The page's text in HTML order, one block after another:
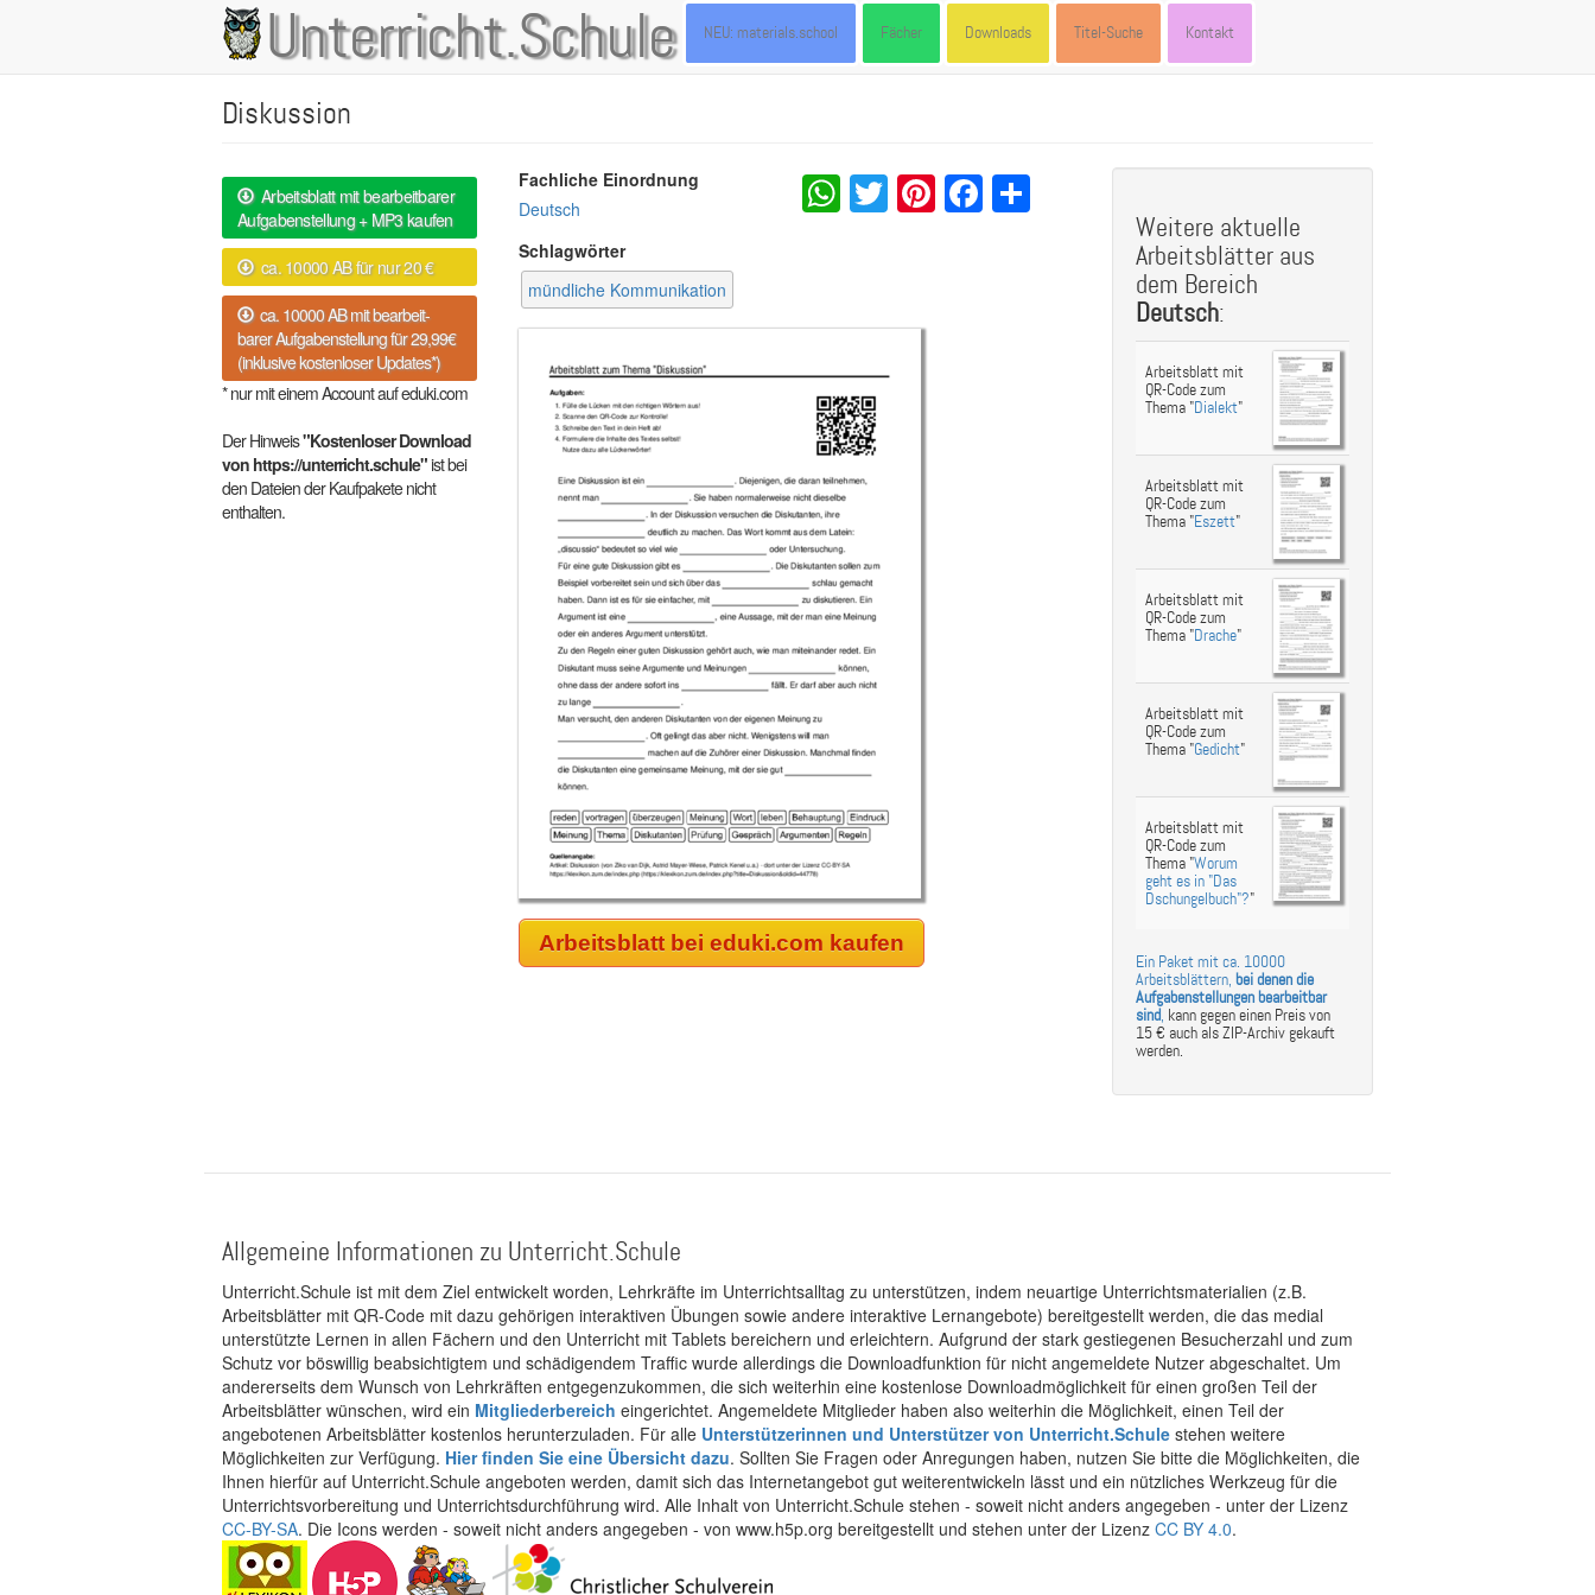
Unterricht.Schule
Main
navigation
NEU: materials.school Fächer Downloads Titel-Suche Kontakt
Diskussion
Arbeitsblatt mit bearbeitbarer
Aufgabenstellung + MP3 kaufen
ca. 10000 AB für nur 20 €
ca. 10000 AB mit bearbeit-
barer Aufgabenstellung für 29,99€
(inklusive kostenloser Updates*)
* nur mit einem Account auf eduki.com
Der Hinweis"Kostenloser Download
von https://unterricht.schule"ist bei
den Dateien der Kaufpakete nicht
enthalten.
Fachliche Einordnung
Deutsch
Schlagwörter
mündliche Kommunikation
WhatsApp
Twitter
Pinterest
Facebook
Share
Arbeitsblatt bei eduki.com kaufen
Weitere aktuelle
Arbeitsblätter aus
dem Bereich
Deutsch:
Arbeitsblatt mit
QR-Code zum
Thema "Dialekt"
Arbeitsblatt mit
QR-Code zum
Thema "Eszett"
Arbeitsblatt mit
QR-Code zum
Thema "Drache"
Arbeitsblatt mit
QR-Code zum
Thema "Gedicht"
Arbeitsblatt mit
QR-Code zum
Thema "Worum
geht es in "Das
Dschungelbuch"?"
Ein Paket mit ca. 10000
Arbeitsblättern, bei denen die
Aufgabenstellungen bearbeitbar
sind, kann gegen einen Preis von
15 € auch als ZIP-Archiv gekauft
werden.
Allgemeine Informationen zu Unterricht.Schule
Unterricht.Schule ist mit dem Ziel entwickelt worden, Lehrkräfte im Unterrichtsalltag zu unterstützen, indem neuartige Unterrichtsmaterialien (z.B.
Arbeitsblätter mit QR-Code mit dazu gehörigen interaktiven Übungen sowie andere interaktive Lernangebote) bereitgestellt werden, die das medial
unterstützte Lernen in allen Fächern und den Unterricht mit Tablets bereichern und erleichtern. Aufgrund der stark gestiegenen Besucherzahl und zum
Schutz vor böswillig beabsichtigtem und schädigendem Traffic wurde allerdings die Downloadfunktion für nicht angemeldete Nutzer abgeschaltet. Um
andererseits dem Wunsch von Lehrkräften entgegenzukommen, die sich weiterhin eine kostenlose Downloadmöglichkeit für einen großen Teil der
Arbeitsblätter wünschen, wird ein Mitgliederbereich eingerichtet. Angemeldete Mitglieder haben also weiterhin die Möglichkeit, einen Teil der
angebotenen Arbeitsblätter kostenlos herunterzuladen. Für alle Unterstützerinnen und Unterstützer von Unterricht.Schule stehen weitere
Möglichkeiten zur Verfügung. Hier finden Sie eine Übersicht dazu. Sollten Sie Fragen oder Anregungen haben, nutzen Sie bitte die Möglichkeiten, die
Ihnen hierfür auf Unterricht.Schule angeboten werden, damit sich das Internetangebot gut weiterentwickeln lässt und ein nützliches Werkzeug für die
Unterrichtsvorbereitung und Unterrichtsdurchführung wird. Alle Inhalt von Unterricht.Schule stehen - soweit nicht anders angegeben - unter der Lizenz
CC-BY-SA. Die Icons werden - soweit nicht anders angegeben - von www.h5p.org bereitgestellt und stehen unter der Lizenz CC BY 4.0.